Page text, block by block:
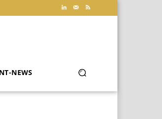
NEWS